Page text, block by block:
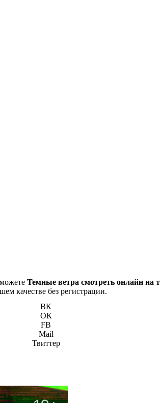
Темные ветра смотреть онлайн на
качестве без регистрации.
ВК
ОК
FB
Mail
Твиттер